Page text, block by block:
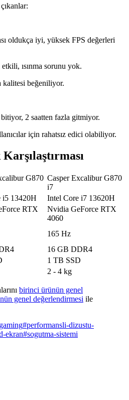
oldukça iyi, yüksek FPS değerleri
ısınma sorunu yok.
kalitesi beğeniliyor.
bitiyor, 2 saatten fazla gitmiyor.
için rahatsız edici olabiliyor.
G870 Casper Excalibur G870
i7
i5 13420H
Intel Core i7 13620H
RTX
Nvidia GeForce RTX
4060
165 Hz
16 GB DDR4
1 TB SSD
2 - 4 kg
birinci ürünün genel
genel değerlendirmesi ile
gaming#performansli-dizustu-
ekran#sogutma-sistemi